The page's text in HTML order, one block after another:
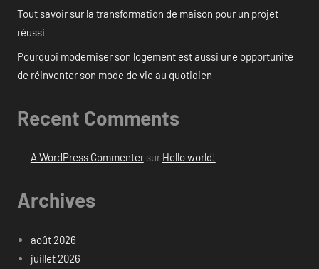
Tout savoir sur la transformation de maison pour un projet
réussi
Pourquoi moderniser son logement est aussi une opportunité
de réinventer son mode de vie au quotidien
Recent Comments
A WordPress Commentersur Hello world!
Archives
août 2026
juillet 2026